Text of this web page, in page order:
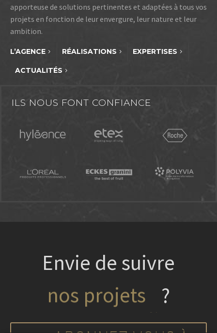
apporteuse de solutions pertinentes et adaptées à tous vos
projets en fonction de leur envergure, leur nature et leur
ambition.
L’AGENCE RÉALISATIONS EXPERTISES
ACTUALITÉS
ILS NOUS FONT CONFIANCE
Envie de suivre
nos projets
?